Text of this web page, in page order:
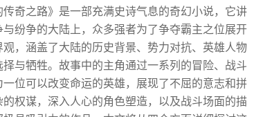
奇之路》是一部充满史诗气息的奇幻小说，它讲
纷争的大陆上，众多强者为了争夺霸主之位展开
，涵盖了大陆的历史背景、势力对抗、英雄人物
与牺牲。故事中的主角通过一系列的冒险、战斗
位可以改变命运的英雄，展现了不屈的意志和拼
权谋，深入人心的角色塑造，以及战斗场面的描